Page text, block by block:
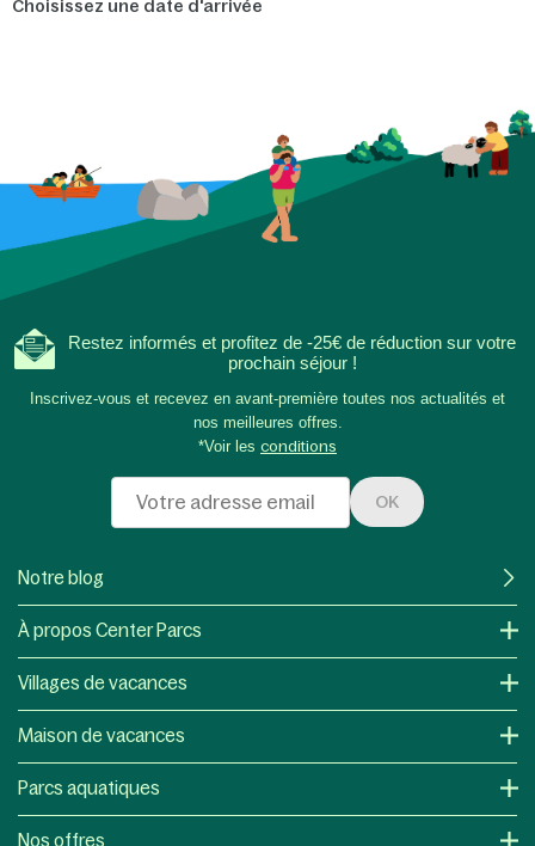
Choisissez une date d'arrivée
Restez informés et profitez de -25€ de réduction sur votre
prochain séjour !
Inscrivez-vous et recevez en avant-première toutes nos actualités et
nos meilleures offres.
*Voir les conditions
OK
Notre blog
À propos Center Parcs
Villages de vacances
Maison de vacances
Parcs aquatiques
Nos offres